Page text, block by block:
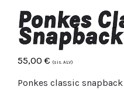
Ponkes
Snapback
55,00 € (sis. ALV)
Ponkes classic